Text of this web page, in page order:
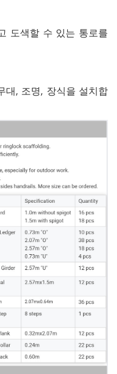
도색할 수 있는 통로를
대, 조명, 장식을 설치합